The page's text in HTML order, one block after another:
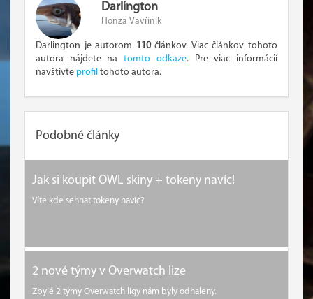
Darlington
Honza Vavřiník
Darlington je autorom 110článkov. Viac článkov tohoto
autora nájdete natomto odkaze. Pre viac informácií
navštívte profil tohoto autora.
Podobné články
Jak si koupit OWL skiny + tokeny navíc!
Víte kde sehnat tokeny navíc?
2 nové týmy v Overwatch lize
Zbylé 2 týmy Overwatch ligy nám byly odhaleny.